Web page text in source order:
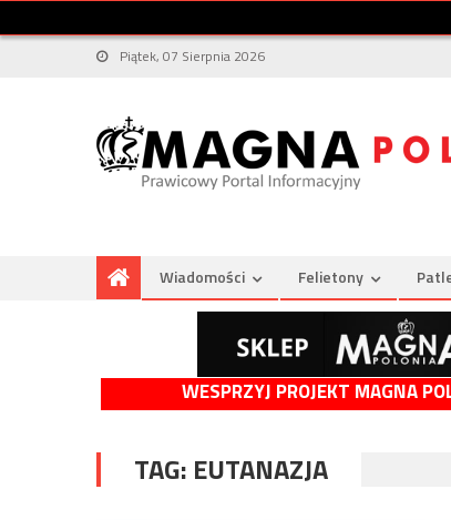
Piątek, 07 Sierpnia 2026
Wiadomości Felietony
WESPRZYJ PROJEKT MAGNA
TAG: EUTANAZJA